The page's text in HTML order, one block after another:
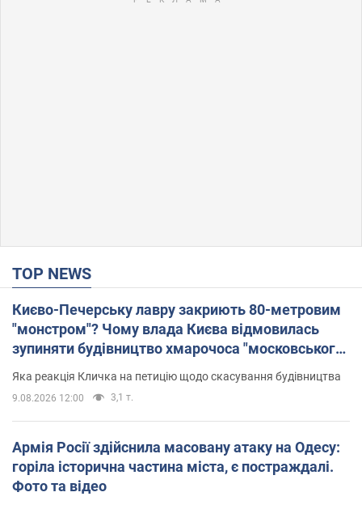
TOP NEWS
Києво-Печерську лавру закриють 80-метровим
"монстром"? Чому влада Києва відмовилась
зупиняти будівництво хмарочоса "московського
вірянина"
Яка реакція Кличка на петицію щодо скасування будівництва
9.08.2026 12:00 3,1 т.
Армія Росії здійснила масовану атаку на Одесу:
горіла історична частина міста, є постраждалі.
Фото та відео